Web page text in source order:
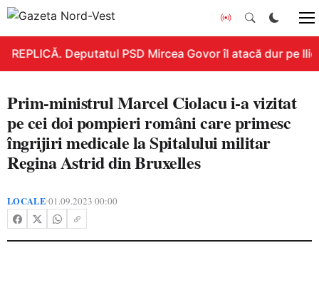
REPLICĂ. Deputatul PSD Mircea Govor îl atacă dur pe
Prim-ministrul Marcel Ciolacu i-a vizitat
pe cei doi pompieri români care primesc
îngrijiri medicale la Spitalului militar
Regina Astrid din Bruxelles
LOCALE•01.09.2023 00:00